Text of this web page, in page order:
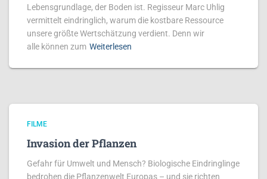
Lebensgrundlage, der Boden ist. Regisseur Marc Uhlig
vermittelt eindringlich, warum die kostbare Ressource
unsere größte Wertschätzung verdient. Denn wir
alle können zum Weiterlesen
FILME
Invasion der Pflanzen
Gefahr für Umwelt und Mensch? Biologische Eindringlinge
bedrohen die Pflanzenwelt Europas – und sie richten